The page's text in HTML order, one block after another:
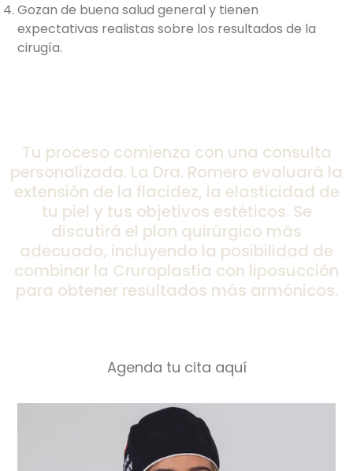
Gozan de buena salud general y tienen
expectativas realistas sobre los resultados de la
cirugía.
Tu proceso comienza con una consulta
personalizada. La Dra. Romero evaluará la
extensión de la flacidez, la elasticidad de
tu piel y tus objetivos estéticos. Se
discutirá el plan quirúrgico más
adecuado, incluyendo la posibilidad de
combinar la Cruroplastia con liposucción
para obtener resultados más armónicos.
Agenda tu cita aquí